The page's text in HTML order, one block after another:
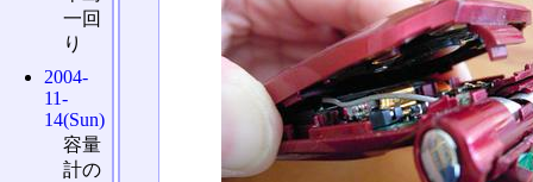
一回
り
2004-
11-
14(Sun)
容量
計の